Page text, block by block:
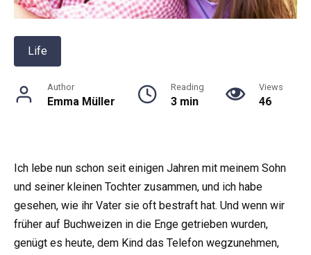
Life
Author
Emma Müller
Reading
3 min
Views
46
Ich lebe nun schon seit einigen Jahren mit meinem Sohn
und seiner kleinen Tochter zusammen, und ich habe
gesehen, wie ihr Vater sie oft bestraft hat. Und wenn wir
früher auf Buchweizen in die Enge getrieben wurden,
genügt es heute, dem Kind das Telefon wegzunehmen,